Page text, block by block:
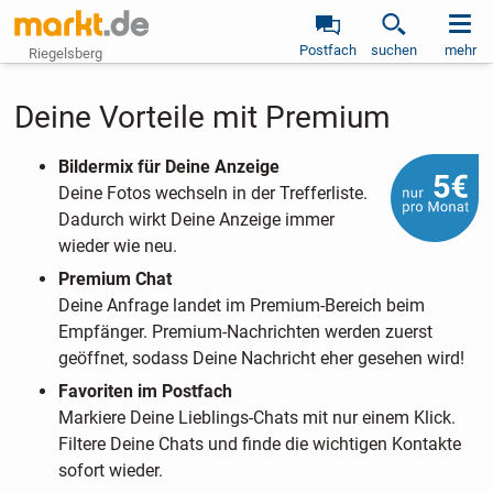
Riegelsberg Postfach suchen mehr
Deine Vorteile mit Premium
Bildermix für Deine Anzeige
Deine Fotos wechseln in der Trefferliste.
Dadurch wirkt Deine Anzeige immer
wieder wie neu.
Premium Chat
Deine Anfrage landet im Premium-Bereich beim
Empfänger. Premium-Nachrichten werden zuerst
geöffnet, sodass Deine Nachricht eher gesehen wird!
Favoriten im Postfach
Markiere Deine Lieblings-Chats mit nur einem Klick.
Filtere Deine Chats und finde die wichtigen Kontakte
sofort wieder.